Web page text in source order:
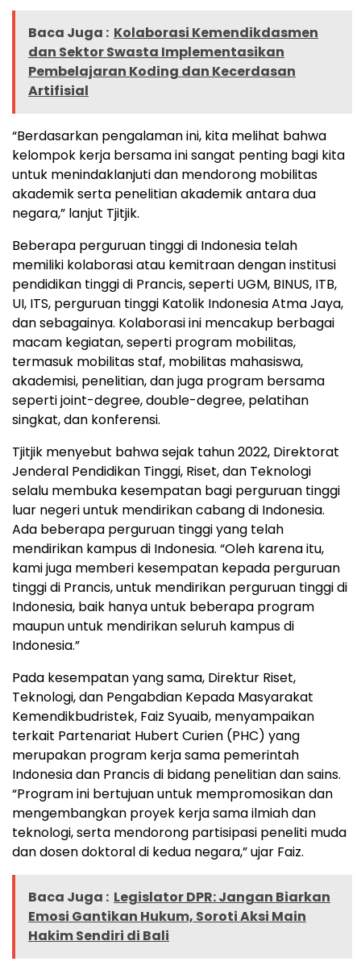
Baca Juga : Kolaborasi Kemendikdasmen
dan Sektor Swasta Implementasikan
Pembelajaran Koding dan Kecerdasan
Artifisial
“Berdasarkan pengalaman ini, kita melihat bahwa
kelompok kerja bersama ini sangat penting bagi kita
untuk menindaklanjuti dan mendorong mobilitas
akademik serta penelitian akademik antara dua
negara,” lanjut Tjitjik.
Beberapa perguruan tinggi di Indonesia telah
memiliki kolaborasi atau kemitraan dengan institusi
pendidikan tinggi di Prancis, seperti UGM, BINUS, ITB,
UI, ITS, perguruan tinggi Katolik Indonesia Atma Jaya,
dan sebagainya. Kolaborasi ini mencakup berbagai
macam kegiatan, seperti program mobilitas,
termasuk mobilitas staf, mobilitas mahasiswa,
akademisi, penelitian, dan juga program bersama
seperti joint-degree, double-degree, pelatihan
singkat, dan konferensi.
Tjitjik menyebut bahwa sejak tahun 2022, Direktorat
Jenderal Pendidikan Tinggi, Riset, dan Teknologi
selalu membuka kesempatan bagi perguruan tinggi
luar negeri untuk mendirikan cabang di Indonesia.
Ada beberapa perguruan tinggi yang telah
mendirikan kampus di Indonesia. “Oleh karena itu,
kami juga memberi kesempatan kepada perguruan
tinggi di Prancis, untuk mendirikan perguruan tinggi di
Indonesia, baik hanya untuk beberapa program
maupun untuk mendirikan seluruh kampus di
Indonesia.”
Pada kesempatan yang sama, Direktur Riset,
Teknologi, dan Pengabdian Kepada Masyarakat
Kemendikbudristek, Faiz Syuaib, menyampaikan
terkait Partenariat Hubert Curien (PHC) yang
merupakan program kerja sama pemerintah
Indonesia dan Prancis di bidang penelitian dan sains.
“Program ini bertujuan untuk mempromosikan dan
mengembangkan proyek kerja sama ilmiah dan
teknologi, serta mendorong partisipasi peneliti muda
dan dosen doktoral di kedua negara,” ujar Faiz.
Baca Juga : Legislator DPR: Jangan Biarkan
Emosi Gantikan Hukum, Soroti Aksi Main
Hakim Sendiri di Bali